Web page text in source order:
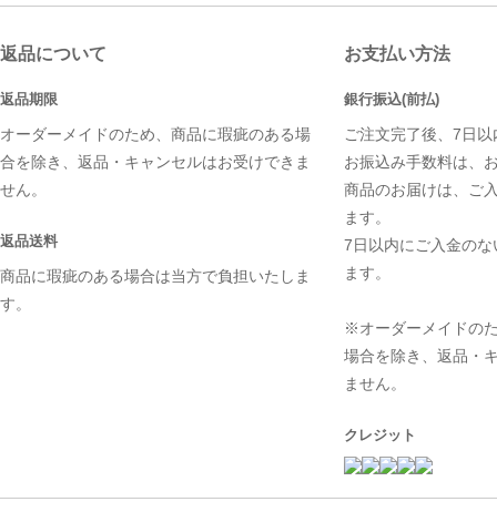
返品について
返品期限
オーダーメイドのため、商品に瑕疵のある場
合を除き、返品・キャンセルはお受けできま
せん。
返品送料
商品に瑕疵のある場合は当方で負担いたしま
す。
お支払い方法
銀行振込(前払)
ご注文完了後、7日
お振込み手数料は、
商品のお届けは、ご
ます。
7日以内にご入金の
ます。
※オーダーメイドの
場合を除き、返品・
ません。
クレジット